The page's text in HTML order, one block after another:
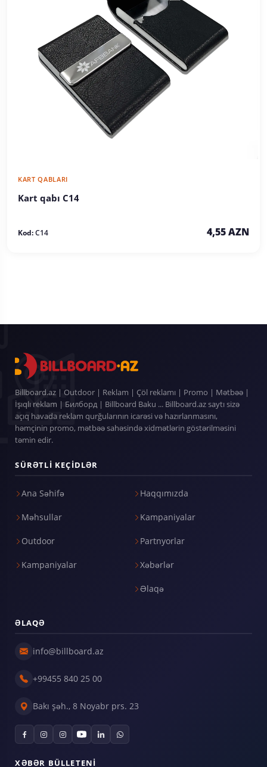
KART QABLARI
Kart qabı C14
Kod:C14 4,55 AZN
Billboard.az | Outdoor | Reklam | Çöl reklamı | Promo | Mətbəə |
İşıqlı reklam | Билборд | Billboard Baku ... Billboard.az saytı sizə
açıq havada reklam qurğularının icarəsi və hazırlanmasını,
həmçinin promo, mətbəə sahəsində xidmətlərin göstərilməsini
təmin edir.
SÜRƏTLI KEÇIDLƏR
Ana Səhifə
Məhsullar
Outdoor
Kampaniyalar
Haqqımızda
Kampaniyalar
Partnyorlar
Xəbərlər
Əlaqə
ƏLAQƏ
info@billboard.az
+99455 840 25 00
Bakı şəh., 8 Noyabr prs. 23
XƏBƏR BÜLLETENI